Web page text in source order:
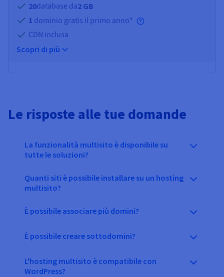
20database da2 GB
1 dominio gratis il primo anno*
CDN inclusa
Scopri di più
Le risposte alle tue domande
La funzionalità multisito è disponibile su
tutte le soluzioni?
Quanti siti è possibile installare su un hosting
multisito?
È possibile associare più domini?
È possibile creare sottodomini?
L'hosting multisito è compatibile con
WordPress?